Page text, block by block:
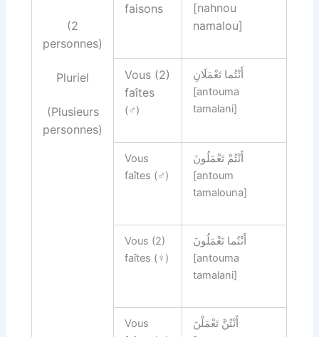
(2
personnes)
Pluriel
(Plusieurs
personnes)
faisons
[nahnou
namalou]
Vous (2)
faîtes
(♂)
أَنْتُما تَعْمَلَانِ‏‏‏
[antouma
tamalani]
Vous
faîtes (♂)
أَنْتُمْ‏ تَعْمَلُونَ‏
[antoum
tamalouna]
Vous (2)
faîtes (♀)
أَنْتُما تَعْمَلُونَ
[antouma
tamalani]
Vous
أَنْتُنَّ تَعْمَلْنَ‏